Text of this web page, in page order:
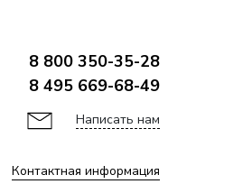
8 800 350-35-28
8 495 669-68-49
Написать нам
Контактная информация